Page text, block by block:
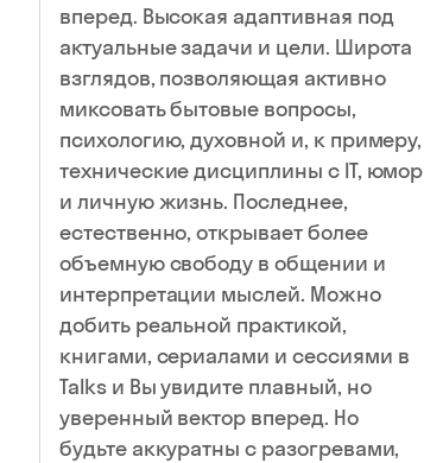
вперед. Высокая адаптивная под
актуальные задачи и цели. Широта
взглядов, позволяющая активно
миксовать бытовые вопросы,
психологию, духовной и, к примеру,
технические дисциплины с IT, юмор
и личную жизнь. Последнее,
естественно, открывает более
объемную свободу в общении и
интерпретации мыслей. Можно
добить реальной практикой,
книгами, сериалами и сессиями в
Talks и Вы увидите плавный, но
уверенный вектор вперед. Но
будьте аккуратны с разогревами,